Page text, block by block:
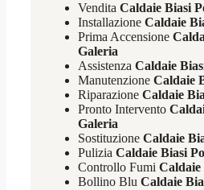
Vendita Caldaie Biasi
Installazione Caldaie
Prima Accensione
Galeria
Assistenza Caldaie
Manutenzione Caldaie
Riparazione Caldaie
Pronto Intervento
Galeria
Sostituzione Caldaie
Pulizia Caldaie Biasi
Controllo Fumi Caldaie
Bollino Blu Caldaie